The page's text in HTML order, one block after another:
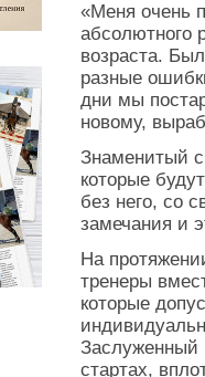
«Меня очень
абсолютного
возраста.
разные
дни мы
новому,
Знаменитый
которые
без него, со
замечания и
На
тренеры
которые
Заслуженный
стартах,